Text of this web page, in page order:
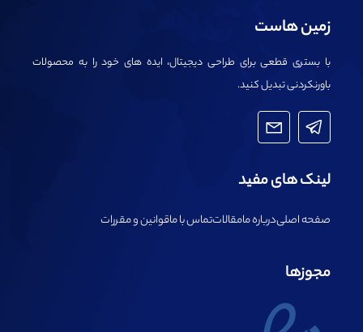
زمین هاست
با بستری قطعی برای طراحی دیجیتال، ایده های خود را به محصولات
باورنکردنی تبدیل کنید.
لینک های مفید
صفحه اصلیدرباره مامقالاتتماس با ماقوانین و مقررات
مجوزها